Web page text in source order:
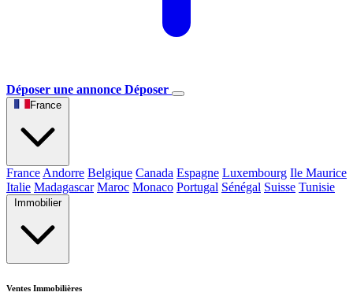
Déposer une annonce Déposer
France
France Andorre Belgique Canada Espagne Luxembourg Ile Maurice
Italie Madagascar Maroc Monaco Portugal Sénégal Suisse Tunisie
Immobilier
Ventes Immobilières